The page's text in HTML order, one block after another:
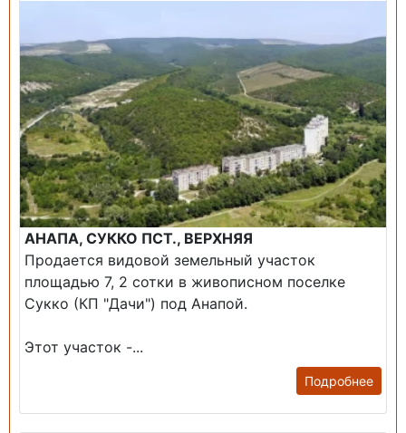
АНАПА, СУККО ПСТ., ВЕРХНЯЯ
Продается видовой земельный участок
площадью 7, 2 сотки в живописном поселке
Сукко (КП "Дачи") под Анапой.
Этот участок -...
Подробнее